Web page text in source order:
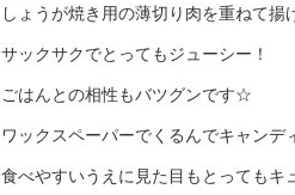
しょうが焼き用の薄切り肉を重ねて揚
サックサクでとってもジューシー！
ごはんとの相性もバツグンです☆
ワックスペーパーでくるんでキャンデ
食べやすいうえに見た目もとっても